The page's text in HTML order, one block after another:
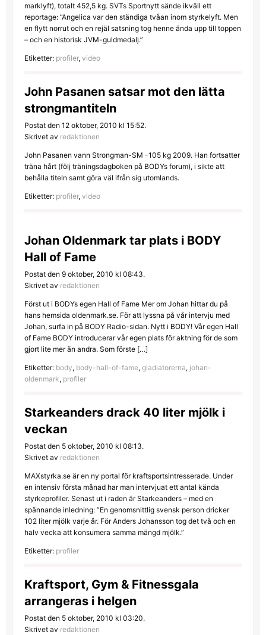
marklyft), totalt 452,5 kg. SVTs Sportnytt sände ikväll ett
reportage: ”Angelica var den ständiga tvåan inom styrkelyft. Men
en flytt norrut och en rejäl satsning tog henne ända upp till toppen
– och en historisk JVM-guldmedalj.”
Etiketter: profiler, video
John Pasanen satsar mot den lätta
strongmantiteln
Postat den 12 oktober, 2010 kl 15:52.
Skrivet av redaktionen
John Pasanen vann Strongman-SM -105 kg 2009. Han fortsatter
träna hårt (följ träningsdagboken på BODYs forum), i sikte att
behålla titeln samt göra väl ifrån sig utomlands.
Etiketter: profiler, video
Johan Oldenmark tar plats i BODY
Hall of Fame
Postat den 9 oktober, 2010 kl 08:43.
Skrivet av redaktionen
Först ut i BODYs egen Hall of Fame Mer om Johan hittar du på
hans hemsida oldenmark.se. För att lyssna på vår intervju med
Johan, surfa in på BODY Radio-sidan. Nytt i BODY! Vår egen Hall
of Fame BODY introducerar vår egen plats för aktning för de som
gjort lite mer än andra. Som förste […]
Etiketter: body, body-hall-of-fame, gladiatorerna, johan-
oldenmark, profiler
Starkeanders drack 40 liter mjölk i
veckan
Postat den 5 oktober, 2010 kl 08:13.
Skrivet av redaktionen
MAXstyrka.se är en ny portal för kraftsportsintresserade. Under
en intensiv första månad har man intervjuat ett antal kända
styrkeprofiler. Senast ut i raden är Starkeanders – med en
spännande inledning: ”En genomsnittlig svensk person dricker
102 liter mjölk varje år. För Anders Johansson tog det två och en
halv vecka att konsumera samma mängd mjölk.”
Etiketter: profiler
Kraftsport, Gym & Fitnessgala
arrangeras i helgen
Postat den 5 oktober, 2010 kl 03:20.
Skrivet av redaktionen